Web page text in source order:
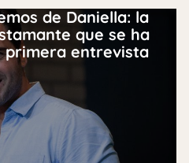
de Daniella: la
que se ha
primera entrevista